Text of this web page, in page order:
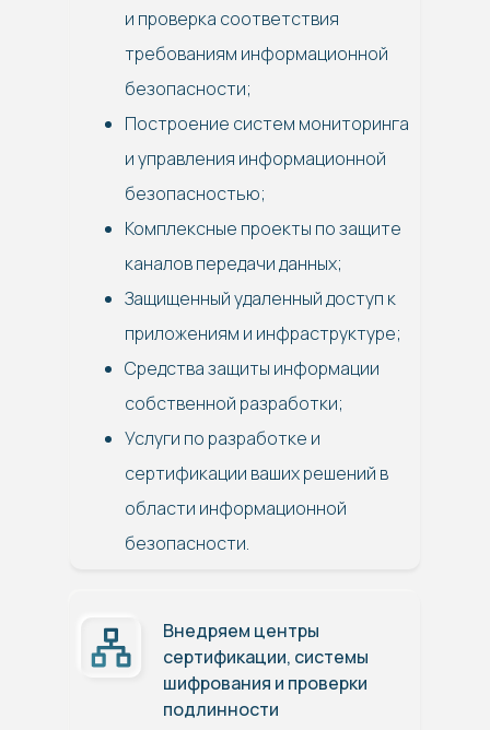
Внедряем центры
сертификации, системы
шифрования и проверки
подлинности
и проверка соответствия
требованиям информационной
безопасности;
Построение систем мониторинга
и управления информационной
безопасностью;
Комплексные проекты по защите
каналов передачи данных;
Защищенный удаленный доступ к
приложениям и инфраструктуре;
Средства защиты информации
собственной разработки;
Услуги по разработке и
сертификации ваших решений в
области информационной
безопасности.